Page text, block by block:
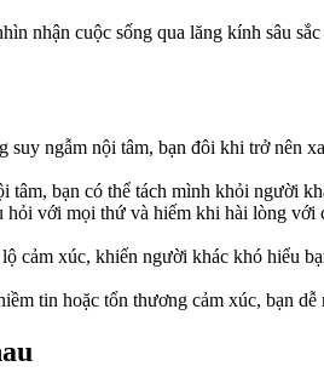
nhận cuộc sống qua lăng kính sâu
ngẫm nội tâm, bạn đôi khi trở nên
tâm, bạn có thể tách mình khỏi người
với mọi thứ và hiếm khi hài lòng
cảm xúc, khiến người khác khó hiểu
tin hoặc tổn thương cảm xúc, bạn